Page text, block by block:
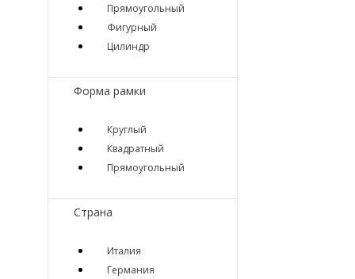
Прямоугольный
Фигурный
Цилиндр
Форма рамки
Круглый
Квадратный
Прямоугольный
Страна
Италия
Германия